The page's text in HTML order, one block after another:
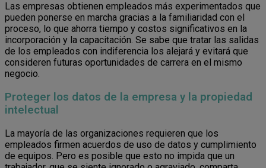
Las empresas obtienen empleados más experimentados que
pueden ponerse en marcha gracias a la familiaridad con el
proceso, lo que ahorra tiempo y costos significativos en la
incorporación y la capacitación. Se sabe que tratar las salidas
de los empleados con indiferencia los alejará y evitará que
consideren futuras oportunidades de carrera en el mismo
negocio.
Proteger los datos de la empresa y la propiedad
intelectual
La mayoría de las organizaciones requieren que los
empleados firmen acuerdos de uso de datos y cumplimiento
de equipos. Pero es posible que esto no impida que un